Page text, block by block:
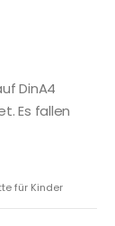
DinA4
Es fallen
für Kinder